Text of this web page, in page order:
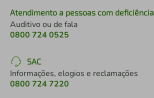
Atendimento a pessoas com deficiência
Auditivo ou de fala
0800 724 0525
SAC
Informações, elogios e reclamações
0800 724 7220